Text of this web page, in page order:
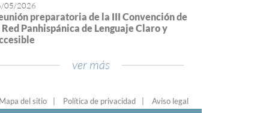
05/2026
preparatoria de la III Convención de
Red Panhispánica de Lenguaje Claro y
ver más
Mapa del sitio Política de privacidad Aviso legal